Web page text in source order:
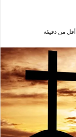
أقل من دقيقة